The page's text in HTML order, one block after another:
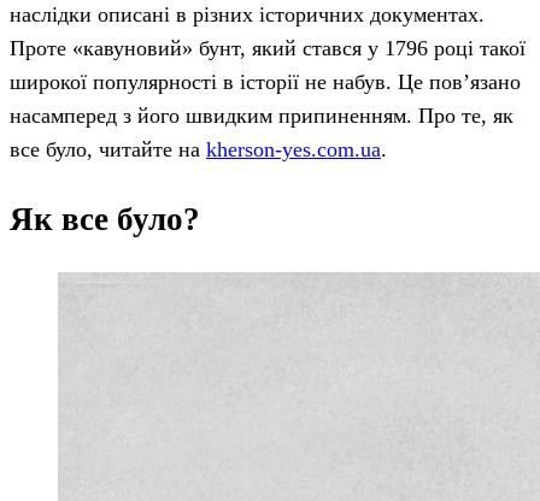
наслідки описані в різних історичних документах.
Проте «кавуновий» бунт, який стався у 1796 році такої
широкої популярності в історії не набув. Це пов’язано
насамперед з його швидким припиненням. Про те, як
все було, читайте на kherson-yes.com.ua.
Як все було?